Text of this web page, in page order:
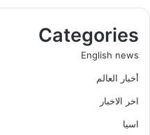
Categories
English news
أخبار العالم
اخر الاخبار
اسيا